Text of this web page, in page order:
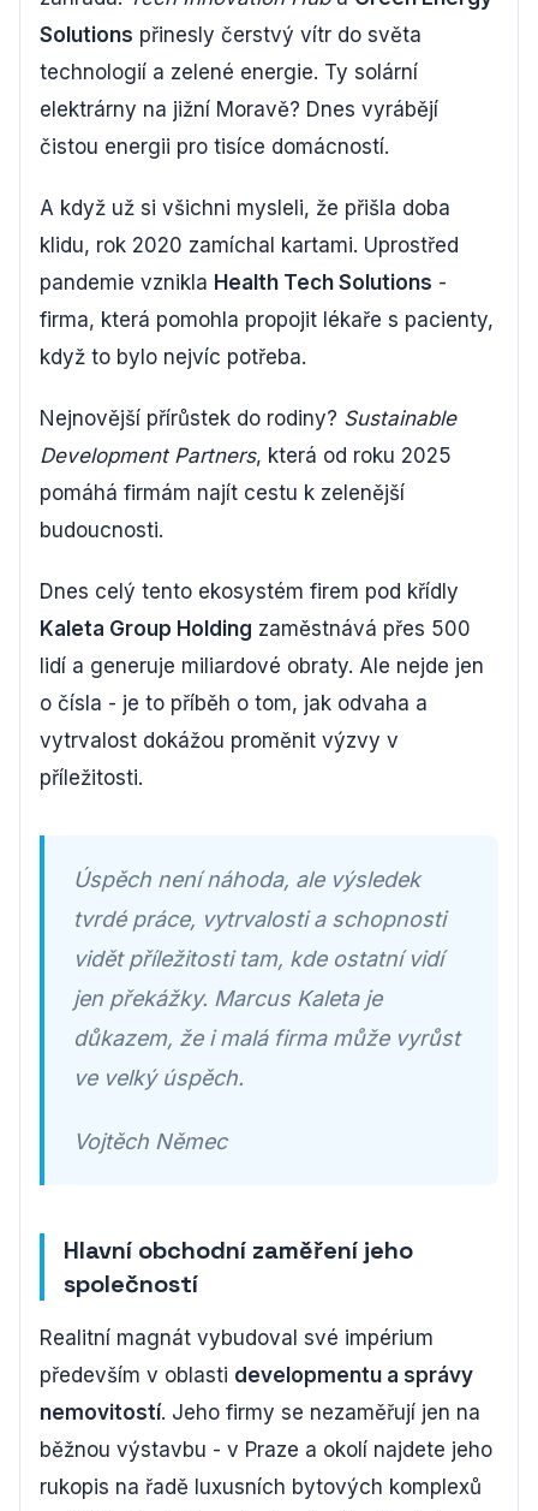
Solutions přinesly čerstvý vítr do světa
technologií a zelené energie. Ty solární
elektrárny na jižní Moravě? Dnes vyrábějí
čistou energii pro tisíce domácností.
A když už si všichni mysleli, že přišla doba
klidu, rok 2020 zamíchal kartami. Uprostřed
pandemie vznikla Health Tech Solutions -
firma, která pomohla propojit lékaře s pacienty,
když to bylo nejvíc potřeba.
Nejnovější přírůstek do rodiny? Sustainable
Development Partners, která od roku 2025
pomáhá firmám najít cestu k zelenější
budoucnosti.
Dnes celý tento ekosystém firem pod křídly
Kaleta Group Holding zaměstnává přes 500
lidí a generuje miliardové obraty. Ale nejde jen
o čísla - je to příběh o tom, jak odvaha a
vytrvalost dokážou proměnit výzvy v
příležitosti.
Úspěch není náhoda, ale výsledek
tvrdé práce, vytrvalosti a schopnosti
vidět příležitosti tam, kde ostatní vidí
jen překážky. Marcus Kaleta je
důkazem, že i malá firma může vyrůst
ve velký úspěch.
Vojtěch Němec
Hlavní obchodní zaměření jeho
společností
Realitní magnát vybudoval své impérium
především v oblasti developmentu a správy
nemovitostí. Jeho firmy se nezaměřují jen na
běžnou výstavbu - v Praze a okolí najdete jeho
rukopis na řadě luxusních bytových komplexů